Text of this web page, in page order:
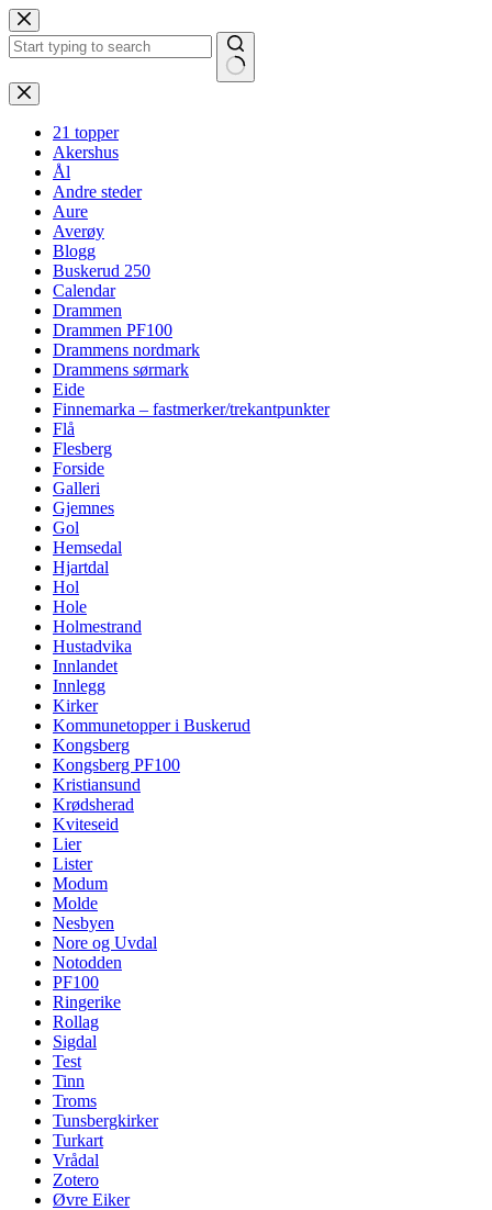
Hopp
til
innholdet
Ingen
resultater
21 topper
Akershus
Ål
Andre steder
Aure
Averøy
Blogg
Buskerud 250
Calendar
Drammen
Drammen PF100
Drammens nordmark
Drammens sørmark
Eide
Finnemarka – fastmerker/trekantpunkter
Flå
Flesberg
Forside
Galleri
Gjemnes
Gol
Hemsedal
Hjartdal
Hol
Hole
Holmestrand
Hustadvika
Innlandet
Innlegg
Kirker
Kommunetopper i Buskerud
Kongsberg
Kongsberg PF100
Kristiansund
Krødsherad
Kviteseid
Lier
Lister
Modum
Molde
Nesbyen
Nore og Uvdal
Notodden
PF100
Ringerike
Rollag
Sigdal
Test
Tinn
Troms
Tunsbergkirker
Turkart
Vrådal
Zotero
Øvre Eiker